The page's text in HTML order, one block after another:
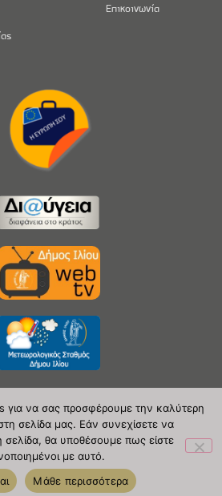
Επικοινωνία
2020 © Δήμος Ιλίου
by Evolutionprojects
για να σας προσφέρουμε την καλύτερη
σελίδα μας. Εάν συνεχίσετε να
σελίδα, θα υποθέσουμε πως είστε
με αυτό.
Μάθε περισσότερα